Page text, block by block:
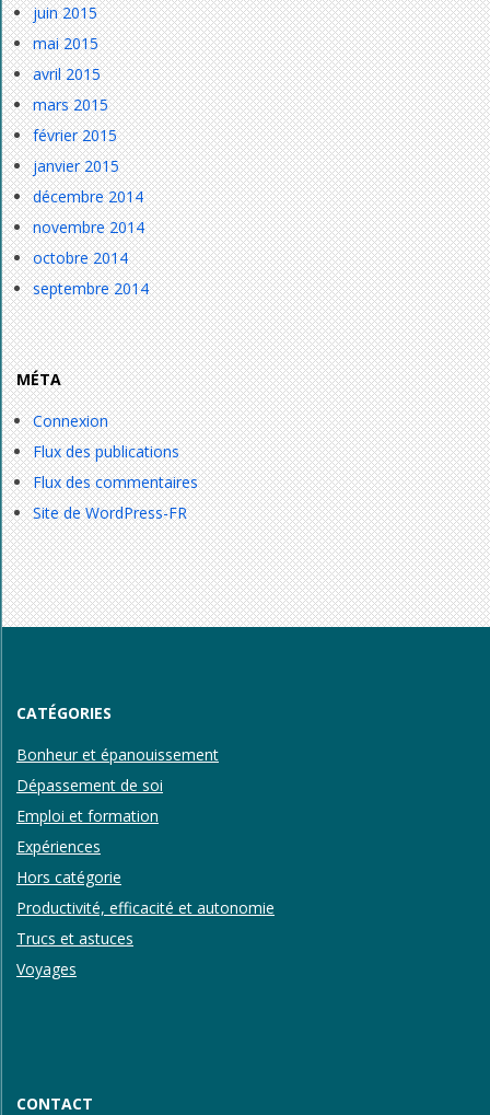
juin 2015
mai 2015
avril 2015
mars 2015
février 2015
janvier 2015
décembre 2014
novembre 2014
octobre 2014
septembre 2014
MÉTA
Connexion
Flux des publications
Flux des commentaires
Site de WordPress-FR
CATÉGORIES
Bonheur et épanouissement
Dépassement de soi
Emploi et formation
Expériences
Hors catégorie
Productivité, efficacité et autonomie
Trucs et astuces
Voyages
CONTACT